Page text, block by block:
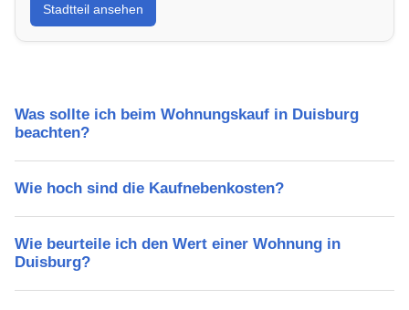
Lebensqualität, Verkehrsanbindung, Schulen,
Freizeitmöglichkeiten und Mietpreise.
Stadtteil ansehen
Was sollte ich beim Wohnungskauf in Duisburg
beachten?
Wie hoch sind die Kaufnebenkosten?
Wie beurteile ich den Wert einer Wohnung in
Duisburg?